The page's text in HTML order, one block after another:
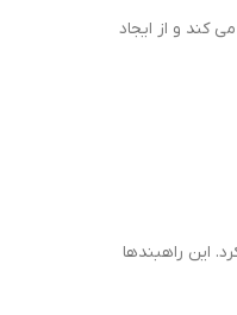
کند و از ایجاد
این راهبندها